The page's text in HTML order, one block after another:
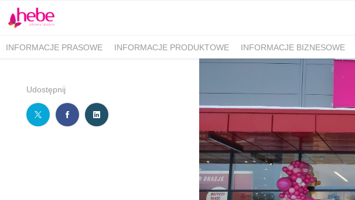
INFORMACJE PRASOWE INFORMACJE PRODUKTOWE INFORMACJE BIZNESOWE
Udostępnij